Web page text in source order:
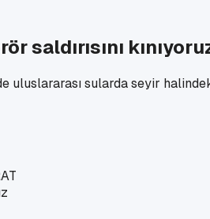
saldırısını
uluslararası sularda seyir